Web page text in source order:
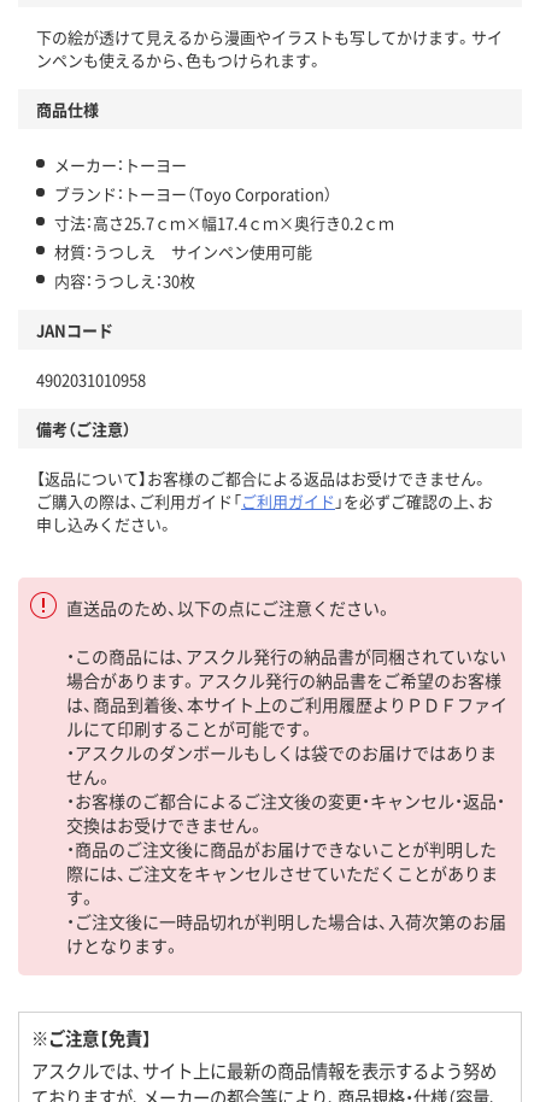
下の絵が透けて見えるから漫画やイラストも写してかけます。サイ
ンペンも使えるから、色もつけられます。
商品仕様
メーカー：トーヨー
ブランド：トーヨー（Toyo Corporation）
寸法：高さ25.7ｃｍ×幅17.4ｃｍ×奥行き0.2ｃｍ
材質：うつしえ サインペン使用可能
内容：うつしえ：30枚
JANコード
4902031010958
備考（ご注意）
【返品について】お客様のご都合による返品はお受けできません。
ご購入の際は、ご利用ガイド「ご利用ガイド 」を必ずご確認の上、お
申し込みください。
直送品のため、以下の点にご注意ください。
・この商品には、アスクル発行の納品書が同梱されていない
場合があります。アスクル発行の納品書をご希望のお客様
は、商品到着後、本サイト上のご利用履歴よりＰＤＦファイ
ルにて印刷することが可能です。
・アスクルのダンボールもしくは袋でのお届けではありま
せん。
・お客様のご都合によるご注文後の変更・キャンセル・返品・
交換はお受けできません。
・商品のご注文後に商品がお届けできないことが判明した
際には、ご注文をキャンセルさせていただくことがありま
す。
・ご注文後に一時品切れが判明した場合は、入荷次第のお届
けとなります。
※ご注意【免責】
アスクルでは、サイト上に最新の商品情報を表示するよう努め
ておりますが、メーカーの都合等により、商品規格・仕様（容量、